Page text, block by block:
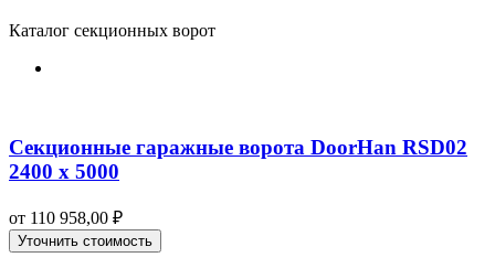
Каталог секционных ворот
Секционные гаражные ворота DoorHan RSD02
2400 х 5000
от 110 958,00 ₽
Уточнить стоимость